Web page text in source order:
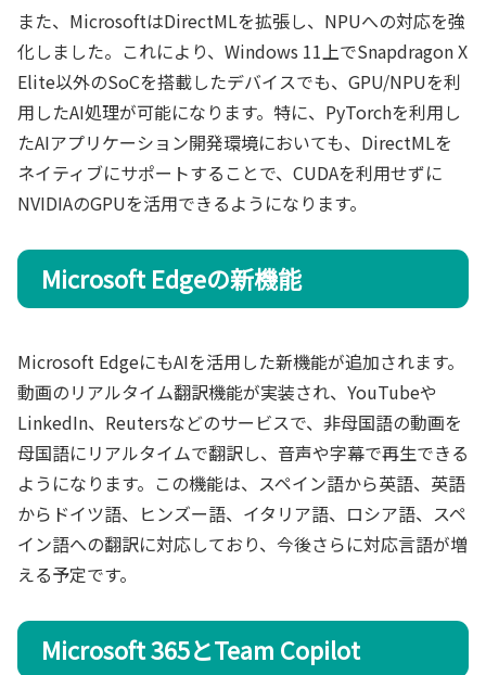
また、MicrosoftはDirectMLを拡張し、NPUへの対応を強
化しました。これにより、Windows 11上でSnapdragon X
Elite以外のSoCを搭載したデバイスでも、GPU/NPUを利
用したAI処理が可能になります。特に、PyTorchを利用し
たAIアプリケーション開発環境においても、DirectMLを
ネイティブにサポートすることで、CUDAを利用せずに
NVIDIAのGPUを活用できるようになります。
Microsoft Edgeの新機能
Microsoft EdgeにもAIを活用した新機能が追加されます。
動画のリアルタイム翻訳機能が実装され、YouTubeや
LinkedIn、Reutersなどのサービスで、非母国語の動画を
母国語にリアルタイムで翻訳し、音声や字幕で再生できる
ようになります。この機能は、スペイン語から英語、英語
からドイツ語、ヒンズー語、イタリア語、ロシア語、スペ
イン語への翻訳に対応しており、今後さらに対応言語が増
える予定です。
Microsoft 365とTeam Copilot